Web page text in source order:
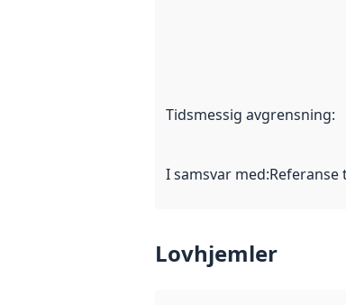
Tidsmessig avgrensning:
I samsvar med:
Lovhjemler